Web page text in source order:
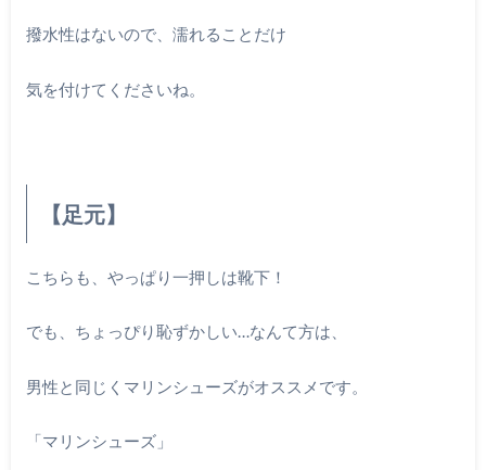
撥水性はないので、濡れることだけ
気を付けてくださいね。
【足元】
こちらも、やっぱり一押しは靴下！
でも、ちょっぴり恥ずかしい…なんて方は、
男性と同じくマリンシューズがオススメです。
「マリンシューズ」